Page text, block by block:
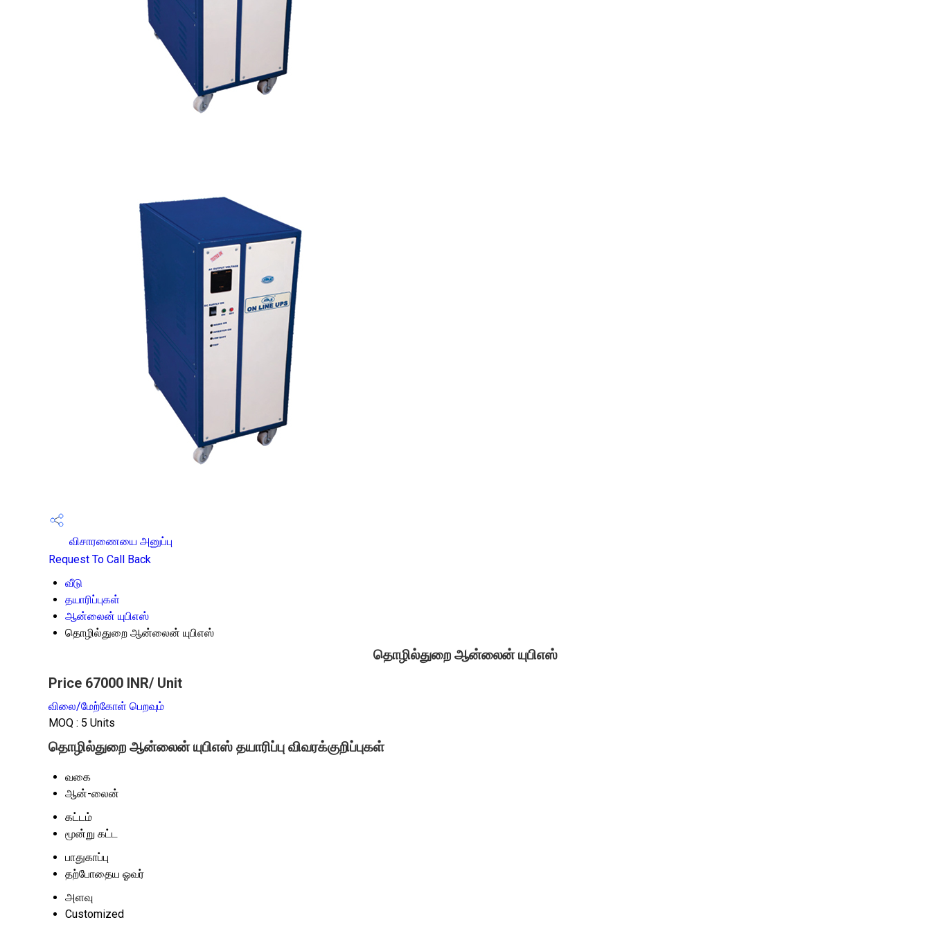
விசாரணையை அனுப்பு
Request To Call Back
வீடு
தயாரிப்புகள்
ஆன்லைன் யுபிஎஸ்
தொழில்துறை ஆன்லைன் யுபிஎஸ்
தொழில்துறை ஆன்லைன் யுபிஎஸ்
Price 67000 INR/ Unit
விலை/மேற்கோள் பெறவும்
MOQ : 5 Units
தொழில்துறை ஆன்லைன் யுபிஎஸ் தயாரிப்பு விவரக்குறிப்புகள்
வகை
ஆன்-லைன்
கட்டம்
மூன்று கட்ட
பாதுகாப்பு
தற்போதைய ஓவர்
அளவு
Customized